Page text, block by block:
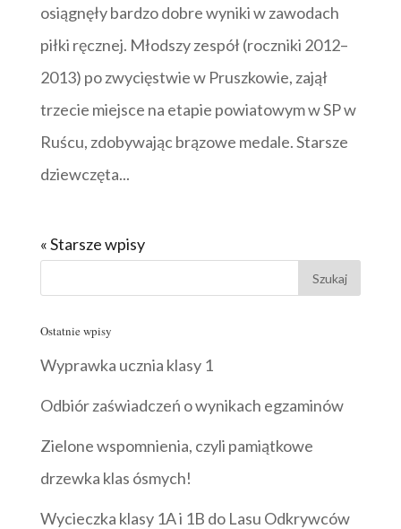
osiągnęły bardzo dobre wyniki w zawodach
piłki ręcznej. Młodszy zespół (roczniki 2012–
2013) po zwycięstwie w Pruszkowie, zajął
trzecie miejsce na etapie powiatowym w SP w
Ruścu, zdobywając brązowe medale. Starsze
dziewczęta...
« Starsze wpisy
Ostatnie wpisy
Wyprawka ucznia klasy 1
Odbiór zaświadczeń o wynikach egzaminów
Zielone wspomnienia, czyli pamiątkowe
drzewka klas ósmych!
Wycieczka klasy 1A i 1B do Lasu Odkrywców